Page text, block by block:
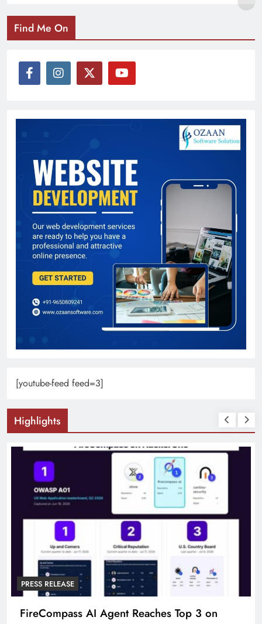
Find Me On
[youtube-feed feed=3]
Highlights
Top 3 on
PRESS RELEASE
Broadway Partners With The